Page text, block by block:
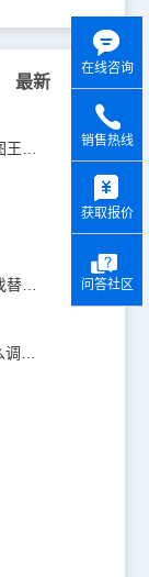
最新
CAD中如何查找替换文字？CAD文字查找替换技巧
在线咨询
销售热线
获取报价
问答社区